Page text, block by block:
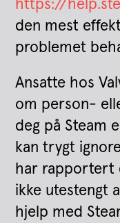
https://
den mest
problemet
Ansatte hos
om person-
deg på Steam
kan trygt
har rapportert
ikke utestengt
hjelp med